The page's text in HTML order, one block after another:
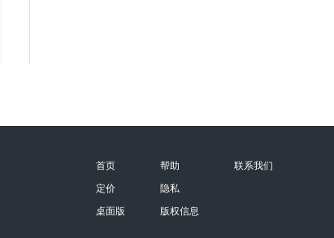
首页
定价
桌面版
帮助
隐私
版权信息
联系我们